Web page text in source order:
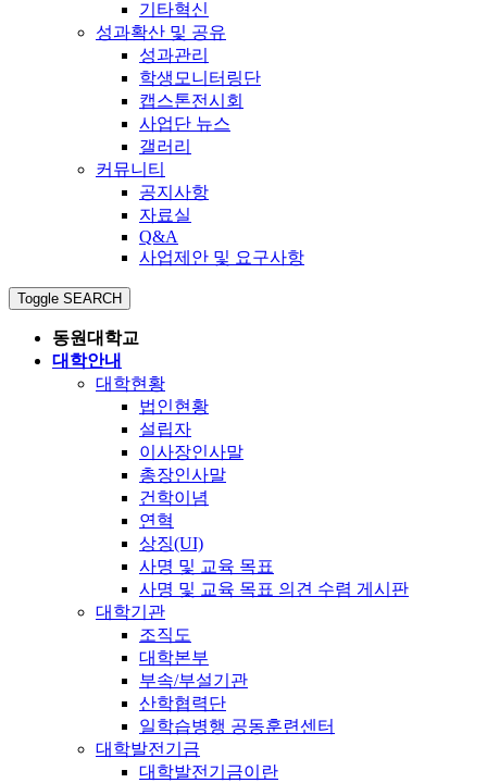
기타혁신
성과확산 및 공유
성과관리
학생모니터링단
캡스톤전시회
사업단 뉴스
갤러리
커뮤니티
공지사항
자료실
Q&A
사업제안 및 요구사항
Toggle SEARCH
동원대학교
대학안내
대학현황
법인현황
설립자
이사장인사말
총장인사말
건학이념
연혁
상징(UI)
사명 및 교육 목표
사명 및 교육 목표 의견 수렴 게시판
대학기관
조직도
대학본부
부속/부설기관
산학협력단
일학습병행 공동훈련센터
대학발전기금
대학발전기금이란